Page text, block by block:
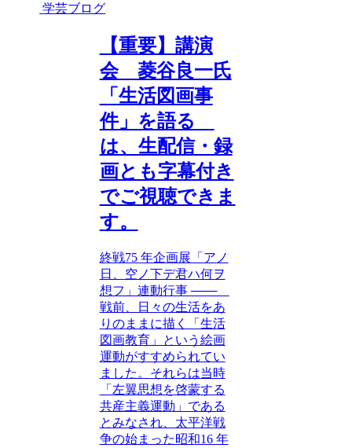
学芸ブログ
【重要】講演
会 菱谷良一氏
「生活図画事
件」を語る
は、生配信・録
画とも字幕付き
でご視聴できま
す。
終戦75 年企画展「アノ
日、空ノ下デ君ハ何ヲ
想フ」連動行事 ───
戦前、日々の生活をあ
りのままに描く「生活
図画教育」という絵画
運動がすすめられてい
ました。それらは当時
「左翼思想を啓蒙する
共産主義運動」である
とみなされ、太平洋戦
争の始まった昭和16 年